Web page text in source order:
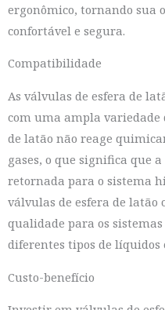
ergonômico, tornando sua
confortável e segura.
Compatibilidade
As válvulas de esfera de
com uma ampla variedade
de latão não reage
gases, o que significa que
retornada para o sistema
válvulas de esfera de latão
qualidade para os
diferentes tipos de líquidos
Custo-benefício